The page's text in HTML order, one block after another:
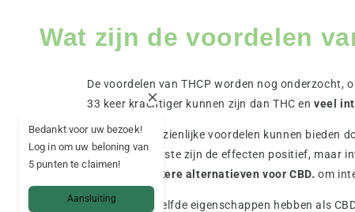
Wat zijn de voordelen
De voordelen van THCP worden nog onderzocht,
33 keer krachtiger kunnen zijn dan THC enveel
THCP zou aanzienlijke voordelen kunnen bieden
Volgens de eerste zijn de effecten positief, maar
mogelijk sterkere alternatieven voor CBD.om
THCP zou dezelfde eigenschappen hebben als
Bedankt voor uw bezoek!
Log in om uw beloning van
5 punten te claimen!
Aansluiting